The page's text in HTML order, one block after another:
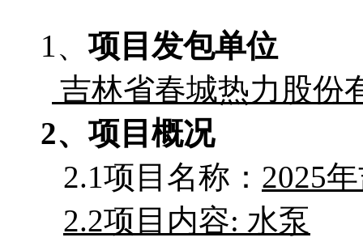
1、 项目发包单位
吉林省春城热力股份
2、项目概况
2.1项目名称： 2025年
2.2项目 内容: 水泵